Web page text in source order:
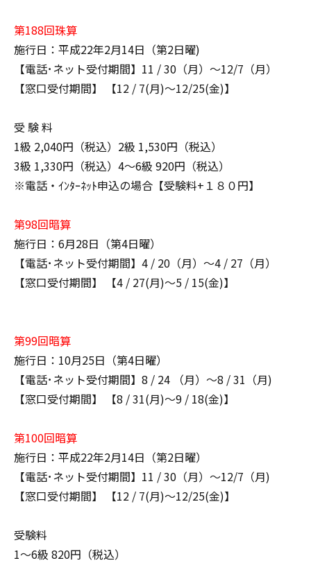
第188回珠算
施行日：平成22年2月14日（第2日曜)
【電話･ネット受付期間】11 / 30（月）～12/7（月）
【窓口受付期間】 【12 / 7(月)～12/25(金)】
受 験 料
1級 2,040円（税込）2級 1,530円（税込）
3級 1,330円（税込）4～6級 920円（税込）
※電話・ｲﾝﾀｰﾈｯﾄ申込の場合【受験料+１８０円】
第98回暗算
施行日：6月28日（第4日曜）
【電話･ネット受付期間】4 / 20（月）～4 / 27（月）
【窓口受付期間】 【4 / 27(月)～5 / 15(金)】
第99回暗算
施行日：10月25日（第4日曜）
【電話･ネット受付期間】8 / 24 （月）～8 / 31（月)
【窓口受付期間】 【8 / 31(月)～9 / 18(金)】
第100回暗算
施行日：平成22年2月14日（第2日曜）
【電話･ネット受付期間】11 / 30（月）～12/7（月)
【窓口受付期間】 【12 / 7(月)～12/25(金)】
受験料
1～6級 820円（税込）